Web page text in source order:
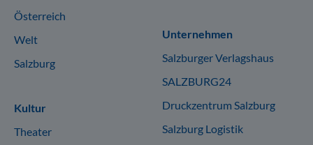
Österreich
Welt
Salzburg
Kultur
Theater
Unternehmen
Salzburger Verlagshaus
SALZBURG24
Druckzentrum Salzburg
Salzburg Logistik